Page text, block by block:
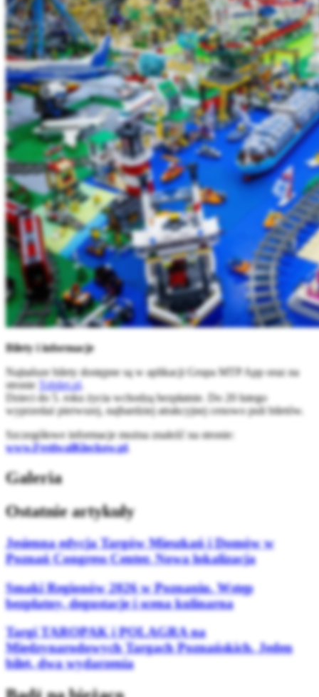
Bilety i informacje
Najtańsze bilety dostępne są w aplikacji Grupa MTP App oraz na
stronie Tobilet.pl.
Dzieci do 5. roku życia wchodzą bezpłatnie. Do 20 lutego
wyprzedaż pierwszej, najbardziej atrakcyjnej cenowo puli biletów.
Szczegółowe informacje można znaleźć na stronie:
www.FestiwalKlockow.pl.
Galeria
Ostatnie artykuły
Jesienna edycja Targów Mieszkań i Domów w
Poznań Congress Center. Nowa lokalizacja
Smaki Regionów 2026 w Poznaniu. Wstęp
bezpłatny, degustacje i scena kulinarna
Targi TAROPAK i POLAGRA na
Międzynarodowych Targach Poznańskich. Jeden
bilet, dwa wydarzenia